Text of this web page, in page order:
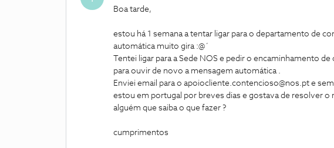
Boa tarde,
estou há 1 semana a tentar ligar para o departamento de
automática muito gira :@´
Tentei ligar para a Sede NOS e pedir o encaminhamento
para ouvir de novo a mensagem automática .
Enviei email para o apoiocliente.contencioso@nos.pt e
estou em portugal por breves dias e gostava de resolver o
alguém que saiba o que fazer ?
cumprimentos